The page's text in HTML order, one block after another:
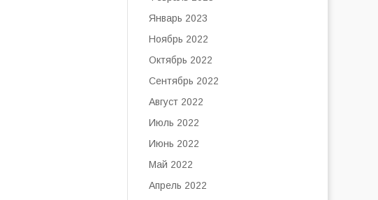
Январь 2023
Ноябрь 2022
Октябрь 2022
Сентябрь 2022
Август 2022
Июль 2022
Июнь 2022
Май 2022
Апрель 2022